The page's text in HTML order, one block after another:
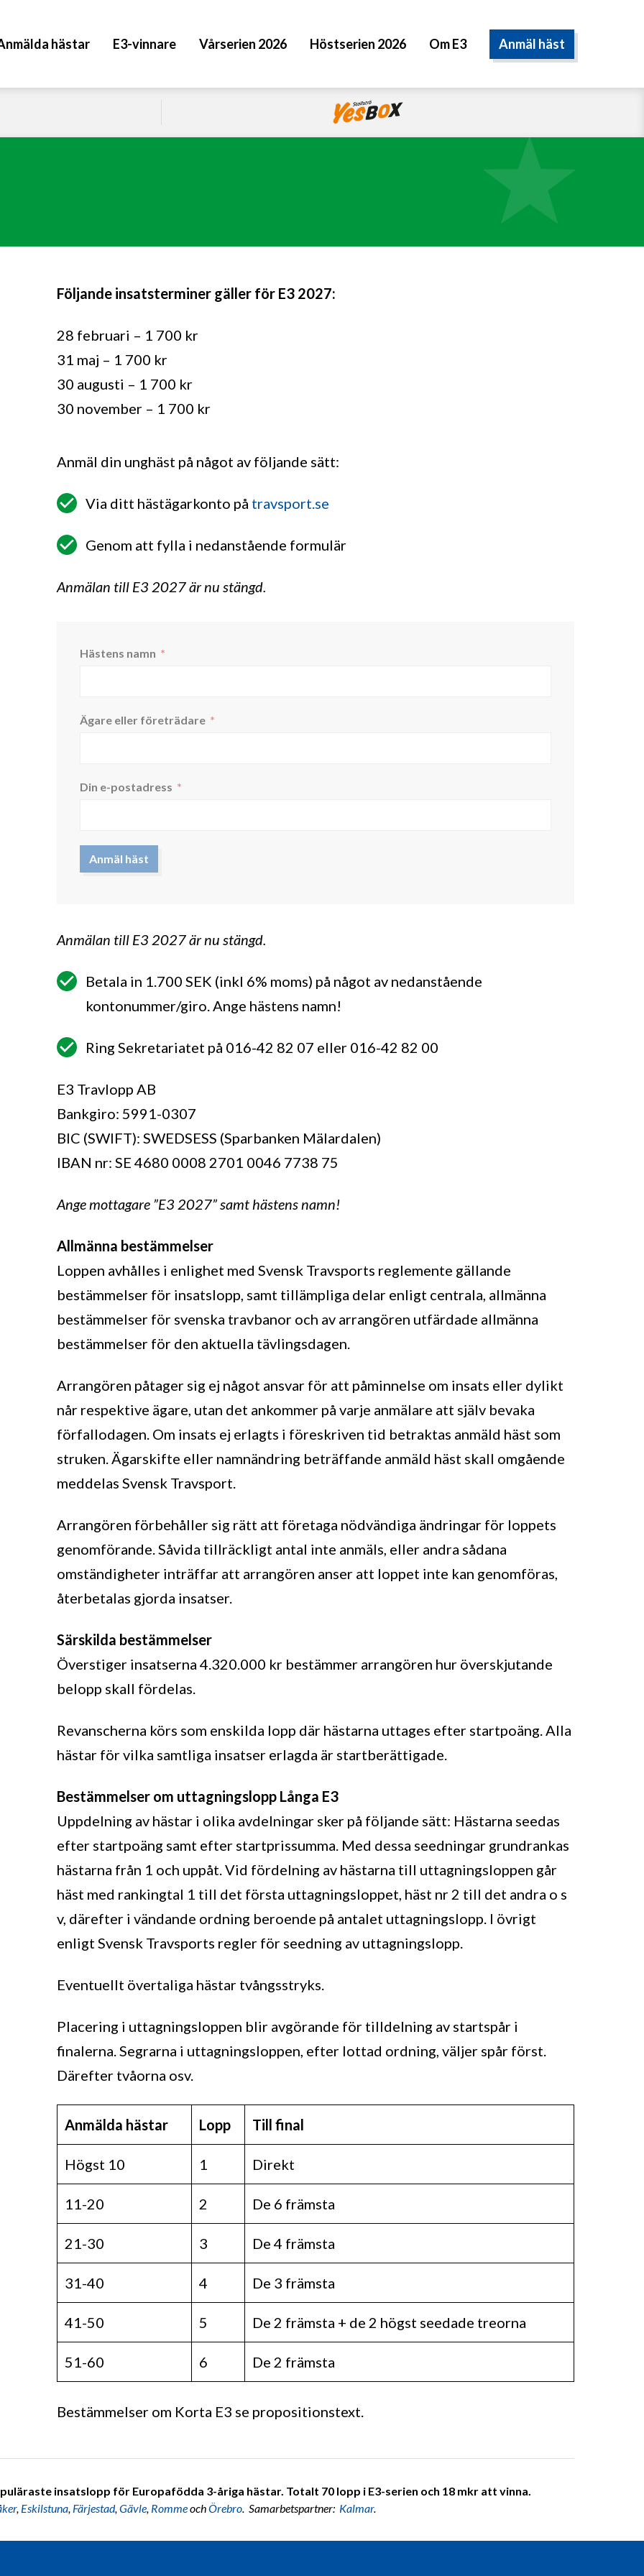
hästar E3-vinnare Vårserien 2026 Höstserien 2026 Om E3 Anmäl häst
Följande insatsterminer gäller för E3 2027:
28 februari – 1 700 kr
31 maj – 1 700 kr
30 augusti – 1 700 kr
30 november – 1 700 kr
Anmäl din unghäst på något av följande sätt:
Via ditt hästägarkonto på travsport.se
Genom att fylla i nedanstående formulär
Anmälan till E3 2027 är nu stängd.
Hästens namn
Ägare eller företrädare
Din e-postadress
Anmäl häst
Anmälan till E3 2027 är nu stängd.
Betala in 1.700 SEK (inkl 6% moms) på något av nedanstående
kontonummer/giro. Ange hästens namn!
Ring Sekretariatet på 016-42 82 07 eller 016-42 82 00
E3 Travlopp AB
Bankgiro: 5991-0307
BIC (SWIFT): SWEDSESS (Sparbanken Mälardalen)
IBAN nr: SE 4680 0008 2701 0046 7738 75
Ange mottagare ”E3 2027” samt hästens namn!
Allmänna bestämmelser
Loppen avhålles i enlighet med Svensk Travsports reglemente gällande
bestämmelser för insatslopp, samt tillämpliga delar enligt centrala, allmänna
bestämmelser för svenska travbanor och av arrangören utfärdade allmänna
bestämmelser för den aktuella tävlingsdagen.
Arrangören påtager sig ej något ansvar för att påminnelse om insats eller dylikt
når respektive ägare, utan det ankommer på varje anmälare att själv bevaka
förfallodagen. Om insats ej erlagts i föreskriven tid betraktas anmäld häst som
struken. Ägarskifte eller namnändring beträffande anmäld häst skall omgående
meddelas Svensk Travsport.
Arrangören förbehåller sig rätt att företaga nödvändiga ändringar för loppets
genomförande. Såvida tillräckligt antal inte anmäls, eller andra sådana
omständigheter inträffar att arrangören anser att loppet inte kan genomföras,
återbetalas gjorda insatser.
Särskilda bestämmelser
Överstiger insatserna 4.320.000 kr bestämmer arrangören hur överskjutande
belopp skall fördelas.
Revanscherna körs som enskilda lopp där hästarna uttages efter startpoäng. Alla
hästar för vilka samtliga insatser erlagda är startberättigade.
Bestämmelser om uttagningslopp Långa E3
Uppdelning av hästar i olika avdelningar sker på följande sätt: Hästarna seedas
efter startpoäng samt efter startprissumma. Med dessa seedningar grundrankas
hästarna från 1 och uppåt. Vid fördelning av hästarna till uttagningsloppen går
häst med rankingtal 1 till det första uttagningsloppet, häst nr 2 till det andra o s
v, därefter i vändande ordning beroende på antalet uttagningslopp. I övrigt
enligt Svensk Travsports regler för seedning av uttagningslopp.
Eventuellt övertaliga hästar tvångsstryks.
Placering i uttagningsloppen blir avgörande för tilldelning av startspår i
finalerna. Segrarna i uttagningsloppen, efter lottad ordning, väljer spår först.
Därefter tvåorna osv.
Anmälda hästar Lopp Till final
Högst 10 1 Direkt
11-20 2 De 6 främsta
21-30 3 De 4 främsta
31-40 4 De 3 främsta
41-50 5 De 2 främsta + de 2 högst seedade treorna
51-60 6 De 2 främsta
Bestämmelser om Korta E3 se propositionstext.
insatslopp för Europafödda 3-åriga hästar. Totalt 70 lopp i E3-serien och 18 mkr att vinna.
, Eskilstuna, Färjestad,Gävle, RommeochÖrebro. Samarbetspartner: Kalmar.